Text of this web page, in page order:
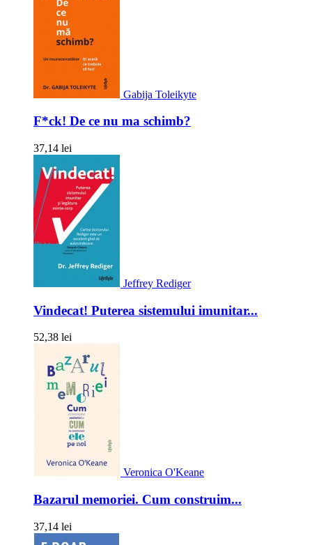
Gabija Toleikyte
F*ck! De ce nu ma schimb?
37,14 lei
Jeffrey Rediger
Vindecat! Puterea sistemului imunitar...
52,38 lei
Veronica O'Keane
Bazarul memoriei. Cum construim...
37,14 lei